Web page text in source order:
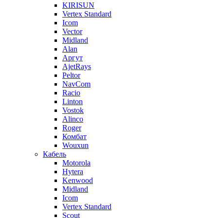
KIRISUN
Vertex Standard
Icom
Vector
Midland
Alan
Аргут
AjetRays
Peltor
NavCom
Racio
Linton
Vostok
Alinco
Roger
Комбат
Wouxun
Кабель
Motorola
Hytera
Kenwood
Midland
Icom
Vertex Standard
Scout